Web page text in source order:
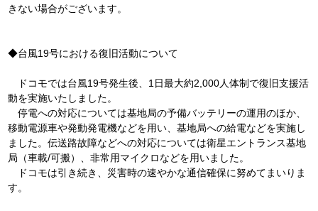
きない場合がございます。
◆台風19号における復旧活動について
ドコモでは台風19号発生後、1日最大約2,000人体制で復旧支援活
動を実施いたしました。
停電への対応については基地局の予備バッテリーの運用のほか、
移動電源車や発動発電機などを用い、基地局への給電などを実施し
ました。伝送路故障などへの対応については衛星エントランス基地
局（車載/可搬）、非常用マイクロなどを用いました。
ドコモは引き続き、災害時の速やかな通信確保に努めてまいりま
す。